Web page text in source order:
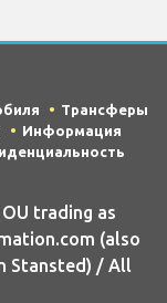
Трансферы
Информация
trading as
(also
Stansted) / All